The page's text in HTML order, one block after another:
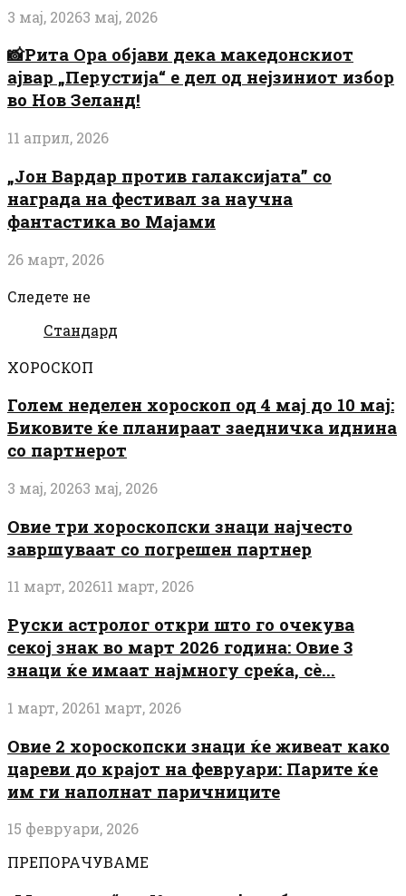
3 мај, 20263 мај, 2026
📸Рита Ора објави дека македонскиот
ајвар „Перустија“ е дел од нејзиниот избор
во Нов Зеланд!
11 април, 2026
„Јон Вардар против галаксијата” со
награда на фестивал за научна
фантастика во Мајами
26 март, 2026
Следете не
Стандард
ХОРОСКОП
Голем неделен хороскоп од 4 мај до 10 мај:
Биковите ќе планираат заедничка иднина
со партнерот
3 мај, 20263 мај, 2026
Овие три хороскопски знаци најчесто
завршуваат со погрешен партнер
11 март, 202611 март, 2026
Руски астролог откри што го очекува
секој знак во март 2026 година: Овие 3
знаци ќе имаат најмногу среќа, сè...
1 март, 20261 март, 2026
Овие 2 хороскопски знаци ќе живеат како
цареви до крајот на февруари: Парите ќе
им ги наполнат паричниците
15 февруари, 2026
ПРЕПОРАЧУВАМЕ